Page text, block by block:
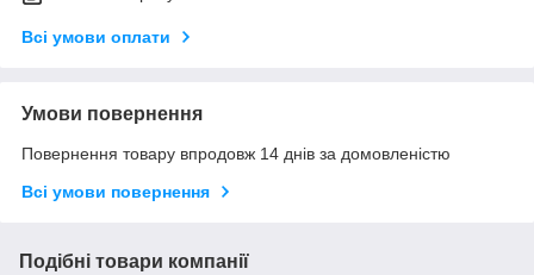
Всі умови оплати
Умови повернення
Повернення товару впродовж 14 днів за домовленістю
Всі умови повернення
Подібні товари компанії